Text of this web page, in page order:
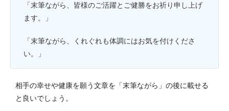
「末筆ながら、皆様のご活躍とご健勝をお祈り申し上げ
ます。」
「末筆ながら、くれぐれも体調にはお気を付けくださ
い。」
相手の幸せや健康を願う文章を「末筆ながら」の後に載せる
と良いでしょう。